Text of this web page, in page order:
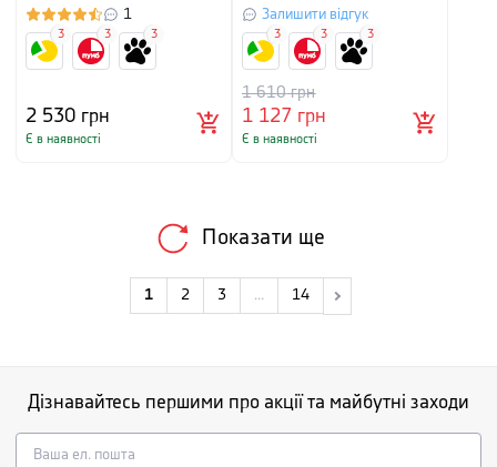
1
2 530 грн
Є в наявності
3 3 3
Залишити відгук
1 127 грн
1 610грн
Є в наявності
3 3 3
Показати ще
1 2 3 ... 14
Дізнавайтесь першими про акції та майбутні заходи